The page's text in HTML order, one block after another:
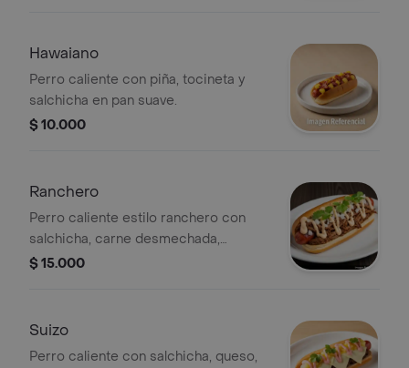
Hawaiano
Perro caliente con piña, tocineta y
salchicha en pan suave.
$ 10.000
Ranchero
Perro caliente estilo ranchero con
salchicha, carne desmechada,
cebolla, salsa y cilantro.
$ 15.000
Suizo
Perro caliente con salchicha, queso,